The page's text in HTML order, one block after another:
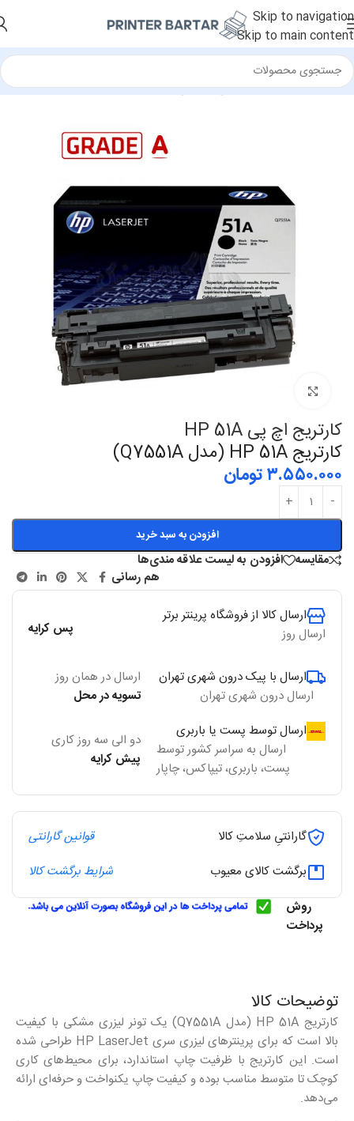
Skip to navigation
Skip to main content
خانه/لوازم مصرفی/کارتریج/کارتریج لیزری مشکی
کارتریج اچ پی HP 51A
کارتریج HP 51A (مدل Q7551A)
۳.۵۵۰.۰۰۰تومان
افزودن به سبد خرید
مقایسه
افزودن به لیست علاقه مندی‌ها
هم رسانی
ارسال کالا از فروشگاه پرینتر برتر
ارسال روز
پس کرایه
ارسال با پیک درون شهری تهران
ارسال درون شهری تهران
ارسال در همان روز
تسویه در محل
ارسال توسط پست یا باربری
ارسال به سراسر کشور توسط
پست، باربری، تیپاکس، چاپار
دو الی سه روز کاری
پیش کرایه
گارانتیِ سلامتِ کالا
قوانین گارانتی
برگشت کالای معیوب
شرایط برگشت کالا
روش
پرداخت
توضیحات کالا
کارتریج HP 51A (مدل Q7551A) یک تونر لیزری مشکی با کیفیت
بالا است که برای پرینترهای لیزری سری HP LaserJet طراحی شده
است. این کارتریج با ظرفیت چاپ استاندارد، برای محیط‌های کاری
کوچک تا متوسط مناسب بوده و کیفیت چاپ یکنواخت و حرفه‌ای ارائه
می‌دهد.